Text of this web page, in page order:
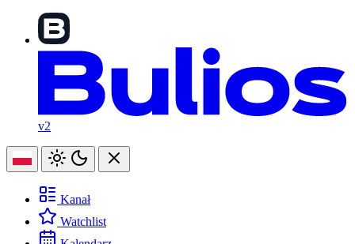
v2
Kanał
Watchlist